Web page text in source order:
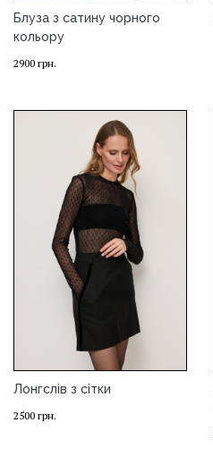
Блуза з сатину чорного
кольору
2900 грн.
Лонгслів з сітки
2500 грн.